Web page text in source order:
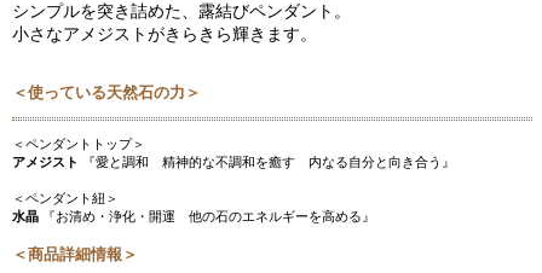
シンプルを突き詰めた、露結びペンダント。
小さなアメジストがきらきら輝きます。
＜使っている天然石の力＞
＜ペンダントトップ＞
アメジスト
『愛と調和 精神的な不調和を癒す 内なる自分と向き合う』
＜ペンダント紐＞
水晶 『お清め・浄化・開運 他の石のエネルギーを高める』
＜商品詳細情報＞